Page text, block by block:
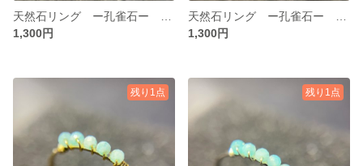
1,300円
1,300円
残り1点 残り1点